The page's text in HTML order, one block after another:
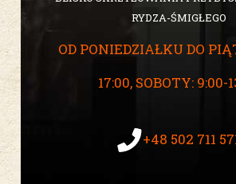
RYDZA-ŚMIGŁEGO
OD PONIEDZIAŁKU DO
17:00, SOBOTY: 9:00-
+48 502 711